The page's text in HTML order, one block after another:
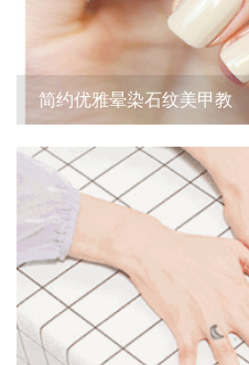
简约优雅晕染石纹美甲教